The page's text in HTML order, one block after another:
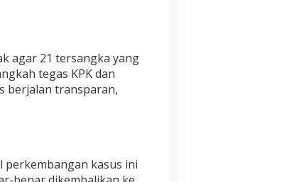
agar 21 tersangka yang
tegas KPK dan
berjalan transparan,
perkembangan kasus ini